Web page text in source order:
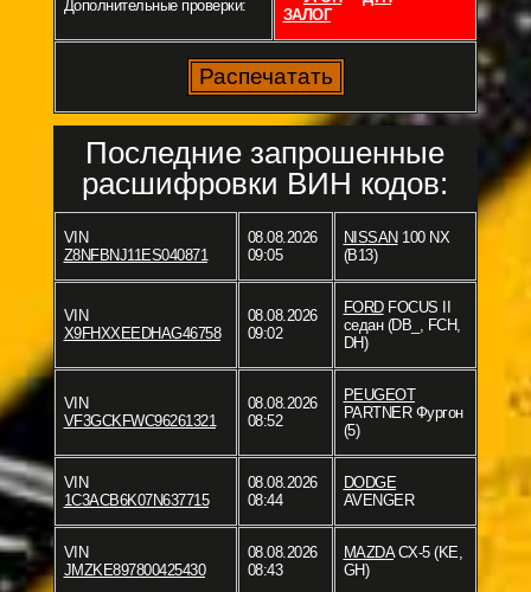
Дополнительные проверки:
ЗАЛОГ
Последние запрошенные
расшифровки ВИН кодов:
VIN
Z8NFBNJ11ES040871
08.08.2026
09:05
NISSAN 100 NX
(B13)
VIN
X9FHXXEEDHAG46758
08.08.2026
09:02
FORDFOCUS II
седан (DB_, FCH,
DH)
VIN
VF3GCKFWC96261321
08.08.2026
08:52
PEUGEOT
PARTNER Фургон
(5)
VIN
1C3ACB6K07N637715
08.08.2026
08:44
DODGE
AVENGER
VIN
JMZKE897800425430
08.08.2026
08:43
MAZDACX-5 (KE,
GH)